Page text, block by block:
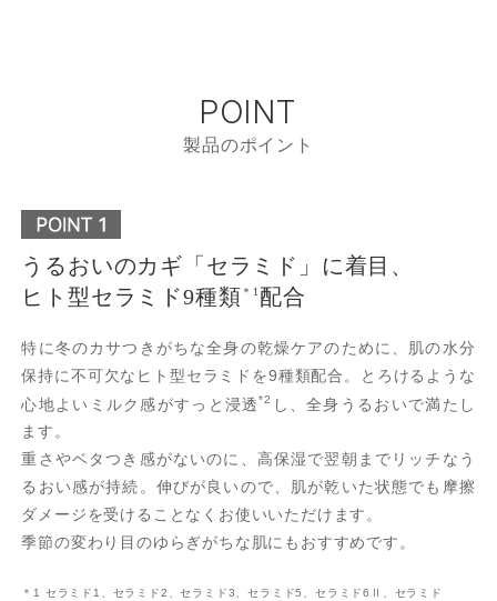
POINT
製品のポイント
うるおいのカギ「セラミド」に着目、
ヒト型セラミド9種類 ＊1 配合
特に冬のカサつきがちな全身の乾燥ケアのために、肌の水分
保持に不可欠なヒト型セラミドを9種類配合。とろけるような
心地よいミルク感がすっと浸透*2 し、全身うるおいで満たし
ます。
重さやベタつき感がないのに、高保湿で翌朝までリッチなう
るおい感が持続。伸びが良いので、肌が乾いた状態でも摩擦
ダメージを受けることなくお使いいただけます。
季節の変わり目のゆらぎがちな肌にもおすすめです。
＊1 セラミド1、セラミド2、セラミド3、セラミド5、セラミド6Ⅱ、セラミド